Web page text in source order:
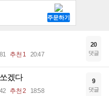
추천 1 20:47
20
댓글
겠다
추천 2 18:58
9
댓글